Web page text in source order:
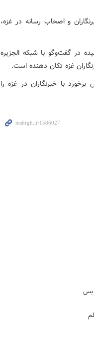
و اصحاب رسانه در غزه،
در گفت‌وگو با شبکه الجزیره
غزه تکان دهنده است.
با خبرنگاران در غزه را
بس